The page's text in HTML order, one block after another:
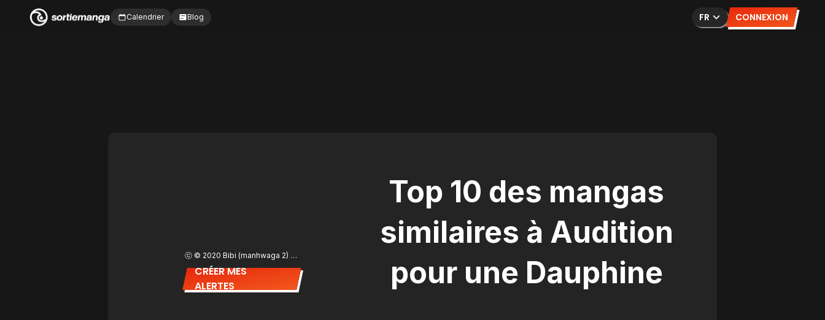
Calendrier Blog FR CONNEXION
ⓒ © 2020 Bibi (manhwaga 2) / Gureumbit, Kakao
CRÉER MES
ALERTES
Top 10 des mangas
similaires à Audition
pour une Dauphine